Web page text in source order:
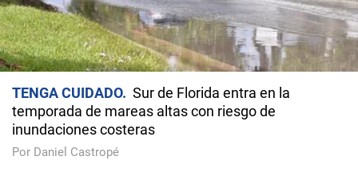
TENGA CUIDADO
Sur de Florida entra en la
temporada de mareas altas con riesgo de
inundaciones costeras
Por Daniel Castropé